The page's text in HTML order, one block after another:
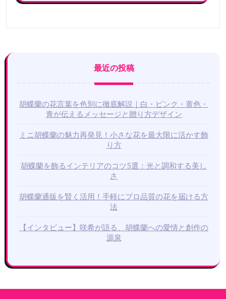
最近の投稿
胡蝶蘭の花言葉を色別に徹底解説｜白・ピンク・黄色・
青が伝えるメッセージと贈り方デザイン
ミニ胡蝶蘭の魅力再発見！小さな花を最大限に活かす飾
り方
胡蝶蘭を飾るインテリアのコツ5選：光と調和する美し
さ
胡蝶蘭通販を賢く活用！手軽にプロ品質の花を届ける方
法
【インタビュー】咲希が語る、胡蝶蘭への愛情と創作の
源泉